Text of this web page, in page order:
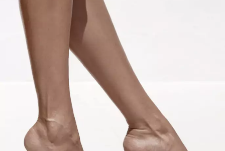
μαύρισμα χωρίς UV! Το σώμα ψεκάζεται
αυτόματα μέσω του συστήματος
MagneTan Application
οποίο χρησιμοποιεί τις μαγνητικές
ιδιότητες του σώματος, ώστε το ίδιο το
σώμα να ελκύσει το Tanning Myst σε
κάθε του επιφάνεια.
ΠΕΡΙΣΣΟΤΕΡΑ